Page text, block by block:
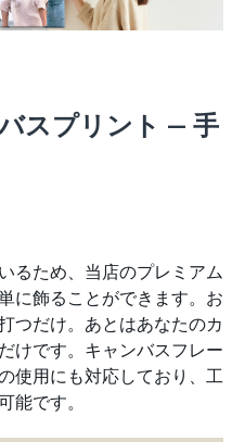
スプリント — 手
るため、当店のプレミアム
に飾ることができます。お
つだけ。あとはあなたのカ
けです。キャンバスフレー
使用にも対応しており、工
能です。